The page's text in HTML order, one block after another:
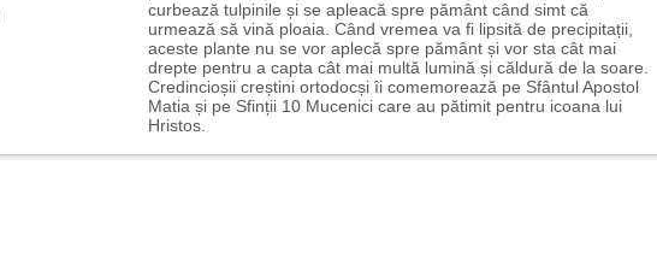
curbează tulpinile și se apleacă spre pământ când simt că
urmează să vină ploaia. Când vremea va fi lipsită de precipitații,
aceste plante nu se vor aplecă spre pământ și vor sta cât mai
drepte pentru a capta cât mai multă lumină și căldură de la soare.
Credincioșii creștini ortodocși îi comemorează pe Sfântul Apostol
Matia și pe Sfinții 10 Mucenici care au pătimit pentru icoana lui
Hristos.